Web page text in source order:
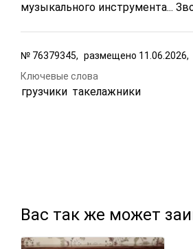
музыкального инструмента...
№ 76379345, размещено 11.06.2026,
Ключевые слова
грузчики такелажники
Вас так же может